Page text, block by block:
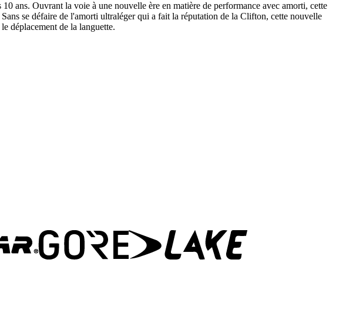
ans. Ouvrant la voie à une nouvelle ère en matière de performance avec amorti, cette
se défaire de l'amorti ultraléger qui a fait la réputation de la Clifton, cette nouvelle
déplacement de la languette.